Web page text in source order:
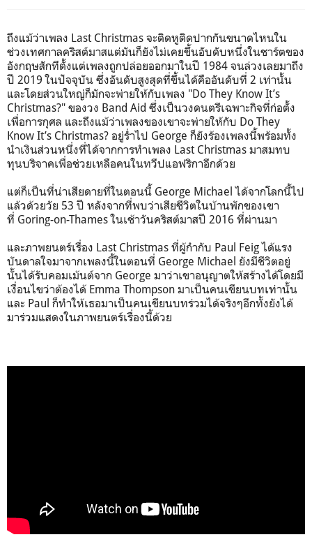
ถึงแม้ว่าเพลง Last Christmas จะติดหูติดปากกันขนาดไหนใน
ช่วงเทศกาลคริสต์มาสแต่มันก็ยังไม่เคยขึ้นอับดับหนึ่งในชาร์ตของ
อังกฤษสักทีตั้งแต่เพลงถูกปล่อยออกมาในปี 1984 จนล่วงเลยมาถึง
ปี 2019 ในปัจจุบัน ซึ่งอันดับสูงสุดที่ขึ้นได้คืออันดับที่ 2 เท่านั้น
และโดยส่วนใหญ่ก็มักจะพ่ายให้กับเพลง "Do They Know It’s
Christmas?" ของวง Band Aid ซึ่งเป็นวงดนตรีเฉพาะกิจที่ก่อตั้ง
เพื่อการกุศล และถึงแม้ว่าเพลงของเขาจะพ่ายให้กับ Do They
Know It’s Christmas? อยู่ร่ำไป George ก็ยังร้องเพลงนี้พร้อมทั้ง
นำเงินส่วนหนึ่งที่ได้จากการทำเพลง Last Christmas มาสมทบ
ทุนบริจาคเพื่อช่วยเหลือคนในทวีปแอฟริกาอีกด้วย
แต่ก็เป็นที่น่าเสียดายที่ในตอนนี้ George Michaelได้จากโลกนี้ไป
แล้วด้วยวัย 53 ปี หลังจากที่พบว่าเสียชีวิตในบ้านพักของเขา
ที่ Goring-on-Thamesในเช้าวันคริสต์มาสปี 2016 ที่ผ่านมา
และภาพยนตร์เรื่อง Last Christmas ที่ผู้กำกับ Paul Feigได้แรง
บันดาลใจมาจากเพลงนี้ในตอนที่ George Michael ยังมีชีวิตอยู่
นั้นได้รับคอมเม้นต์จาก George มาว่าเขาอนุญาตให้สร้างได้โดยมี
เงื่อนไขว่าต้องได้ Emma Thompson มาเป็นคนเขียนบทเท่านั้น
และ Paul ก็ทำให้เธอมาเป็นคนเขียนบทร่วมได้จริงๆอีกทั้งยังได้
มาร่วมแสดงในภาพยนตร์เรื่องนี้ด้วย